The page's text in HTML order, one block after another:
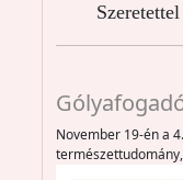
November 19-én a